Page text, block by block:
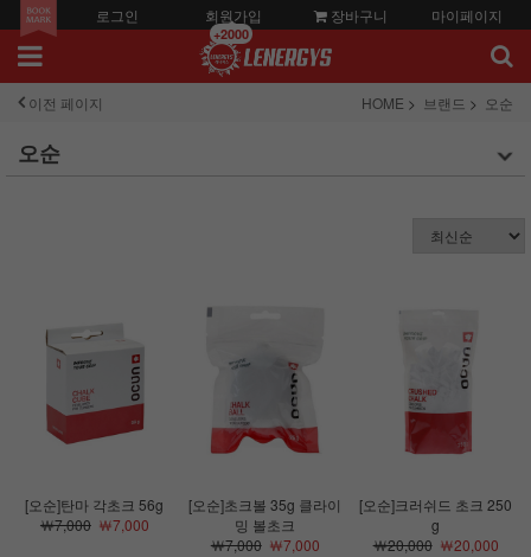
로그인 회원가입
+2000
장바구니 마이페이지
이전 페이지 HOME 브랜드 오순
오순
[오순]탄마 각초크 56g
￦7,000￦7,000
[오순]초크볼 35g 클라이
밍 볼초크
￦7,000￦7,000
[오순]크러쉬드 초크 250
g
￦20,000￦20,000